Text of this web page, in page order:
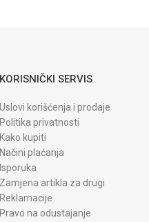
KORISNIČKI SERVIS
Uslovi korišćenja i prodaje
Politika privatnosti
Kako kupiti
Načini plaćanja
Isporuka
Zamjena artikla za drugi
Reklamacije
Pravo na odustajanje